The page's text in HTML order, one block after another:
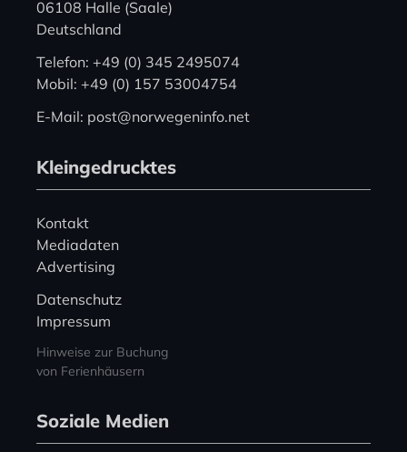
06108 Halle (Saale)
Deutschland
Telefon: +49 (0) 345 2495074
Mobil: +49 (0) 157 53004754
E-Mail: post@norwegeninfo.net
Kleingedrucktes
Kontakt
Mediadaten
Advertising
Datenschutz
Impressum
Hinweise zur Buchung
von Ferienhäusern
Soziale Medien